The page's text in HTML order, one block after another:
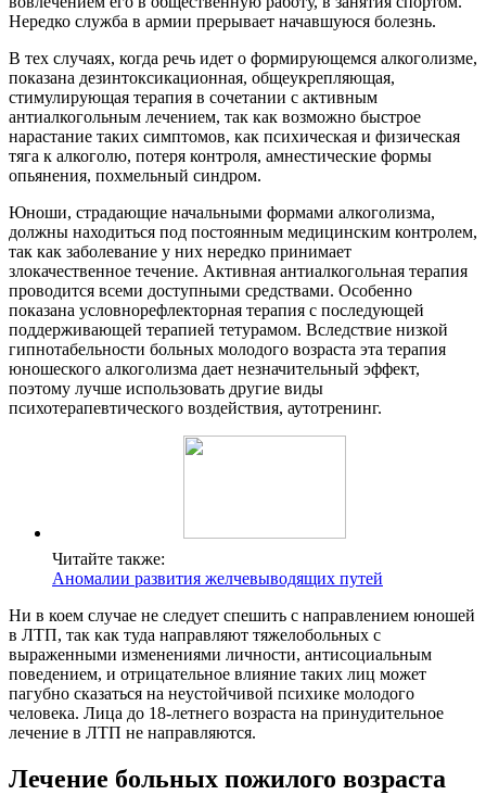
Нередко служба в армии прерывает начавшуюся болезнь.
В тех случаях, когда речь идет о формирующемся алкоголизме,
показана дезинтоксикационная, общеукрепляющая,
стимулирующая терапия в сочетании с активным
антиалкогольным лечением, так как возможно быстрое
нарастание таких симптомов, как психическая и физическая
тяга к алкоголю, потеря контроля, амнестические формы
опьянения, похмельный синдром.
Юноши, страдающие начальными формами алкоголизма,
должны находиться под постоянным медицинским контролем,
так как заболевание у них нередко принимает
злокачественное течение. Активная антиалкогольная терапия
проводится всеми доступными средствами. Особенно
показана условнорефлекторная терапия с последующей
поддерживающей терапией тетурамом. Вследствие низкой
гипнотабельности больных молодого возраста эта терапия
юношеского алкоголизма дает незначительный эффект,
поэтому лучше использовать другие виды
психотерапевтического воздействия, аутотренинг.
Читайте также:
Аномалии развития желчевыводящих путей
Ни в коем случае не следует спешить с направлением юношей
в ЛТП, так как туда направляют тяжелобольных с
выраженными изменениями личности, антисоциальным
поведением, и отрицательное влияние таких лиц может
пагубно сказаться на неустойчивой психике молодого
человека. Лица до 18-летнего возраста на принудительное
лечение в ЛТП не направляются.
Лечение больных пожилого возраста